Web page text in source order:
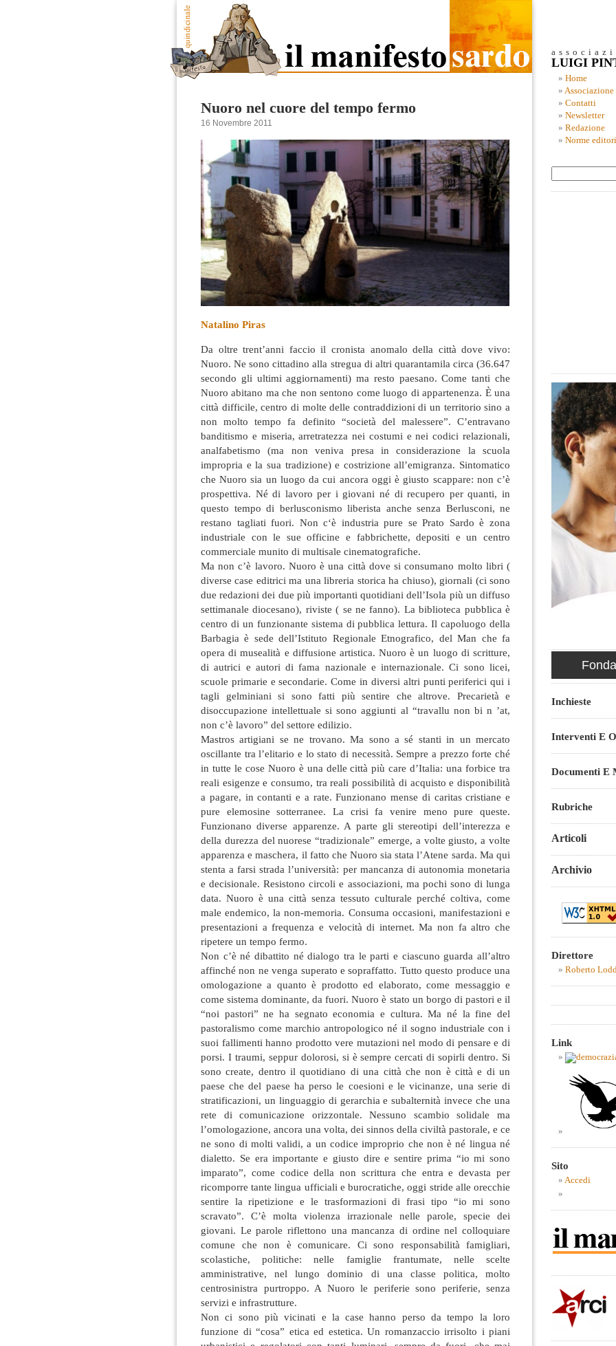
Nuoro nel cuore del tempo fermo
16 Novembre 2011
Natalino Piras
Da oltre trent’anni faccio il cronista anomalo della città dove vivo:
Nuoro. Ne sono cittadino alla stregua di altri quarantamila circa (36.647
secondo gli ultimi aggiornamenti) ma resto paesano. Come tanti che
Nuoro abitano ma che non sentono come luogo di appartenenza. È una
città difficile, centro di molte delle contraddizioni di un territorio sino a
non molto tempo fa definito “società del malessere”. C’entravano
banditismo e miseria, arretratezza nei costumi e nei codici relazionali,
analfabetismo (ma non veniva presa in considerazione la scuola
impropria e la sua tradizione) e costrizione all’emigranza. Sintomatico
che Nuoro sia un luogo da cui ancora oggi è giusto scappare: non c’è
prospettiva. Né di lavoro per i giovani né di recupero per quanti, in
questo tempo di berlusconismo liberista anche senza Berlusconi, ne
restano tagliati fuori. Non c‘è industria pure se Prato Sardo è zona
industriale con le sue officine e fabbrichette, depositi e un centro
commerciale munito di multisale cinematografiche.
Ma non c’è lavoro. Nuoro è una città dove si consumano molto libri (
diverse case editrici ma una libreria storica ha chiuso), giornali (ci sono
due redazioni dei due più importanti quotidiani dell’Isola più un diffuso
settimanale diocesano), riviste ( se ne fanno). La biblioteca pubblica è
centro di un funzionante sistema di pubblica lettura. Il capoluogo della
Barbagia è sede dell’Istituto Regionale Etnografico, del Man che fa
opera di musealità e diffusione artistica. Nuoro è un luogo di scritture,
di autrici e autori di fama nazionale e internazionale. Ci sono licei,
scuole primarie e secondarie. Come in diversi altri punti periferici qui i
tagli gelminiani si sono fatti più sentire che altrove. Precarietà e
disoccupazione intellettuale si sono aggiunti al “travallu non bi n ’at,
non c’è lavoro” del settore edilizio.
Mastros artigiani se ne trovano. Ma sono a sé stanti in un mercato
oscillante tra l’elitario e lo stato di necessità. Sempre a prezzo forte ché
in tutte le cose Nuoro è una delle città più care d’Italia: una forbice tra
reali esigenze e consumo, tra reali possibilità di acquisto e disponibilità
a pagare, in contanti e a rate. Funzionano mense di caritas cristiane e
pure elemosine sotterranee. La crisi fa venire meno pure queste.
Funzionano diverse apparenze. A parte gli stereotipi dell’interezza e
della durezza del nuorese “tradizionale” emerge, a volte giusto, a volte
apparenza e maschera, il fatto che Nuoro sia stata l’Atene sarda. Ma qui
stenta a farsi strada l’università: per mancanza di autonomia monetaria
e decisionale. Resistono circoli e associazioni, ma pochi sono di lunga
data. Nuoro è una città senza tessuto culturale perché coltiva, come
male endemico, la non-memoria. Consuma occasioni, manifestazioni e
presentazioni a frequenza e velocità di internet. Ma non fa altro che
ripetere un tempo fermo.
Non c’è né dibattito né dialogo tra le parti e ciascuno guarda all’altro
affinché non ne venga superato e sopraffatto. Tutto questo produce una
omologazione a quanto è prodotto ed elaborato, come messaggio e
come sistema dominante, da fuori. Nuoro è stato un borgo di pastori e il
“noi pastori” ne ha segnato economia e cultura. Ma né la fine del
pastoralismo come marchio antropologico né il sogno industriale con i
suoi fallimenti hanno prodotto vere mutazioni nel modo di pensare e di
porsi. I traumi, seppur dolorosi, si è sempre cercati di sopirli dentro. Si
sono create, dentro il quotidiano di una città che non è città e di un
paese che del paese ha perso le coesioni e le vicinanze, una serie di
stratificazioni, un linguaggio di gerarchia e subalternità invece che una
rete di comunicazione orizzontale. Nessuno scambio solidale ma
l’omologazione, ancora una volta, dei sinnos della civiltà pastorale, e ce
ne sono di molti validi, a un codice improprio che non è né lingua né
dialetto. Se era importante e giusto dire e sentire prima “io mi sono
imparato”, come codice della non scrittura che entra e devasta per
ricomporre tante lingua ufficiali e burocratiche, oggi stride alle orecchie
sentire la ripetizione e le trasformazioni di frasi tipo “io mi sono
scravato”. C’è molta violenza irrazionale nelle parole, specie dei
giovani. Le parole riflettono una mancanza di ordine nel colloquiare
comune che non è comunicare. Ci sono responsabilità famigliari,
scolastiche, politiche: nelle famiglie frantumate, nelle scelte
amministrative, nel lungo dominio di una classe politica, molto
centrosinistra purtroppo. A Nuoro le periferie sono periferie, senza
servizi e infrastrutture.
Non ci sono più vicinati e la case hanno perso da tempo la loro
funzione di “cosa” etica ed estetica. Un romanzaccio irrisolto i piani
LUIGI
Home
Associazione
Contatti
Newsletter
Redazione
Norme
Inchieste
Interventi E
Documenti E
Rubriche
Articoli
Archivio
Direttore
Roberto
Link
Sito
Accedi